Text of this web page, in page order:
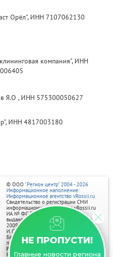
Орёл", ИНН 7107062130
компания", ИНН
Я.О , ИНН 575300050627
ИНН 4817003180
НЕ ПРОПУСТИ!
Главные новости региона
© ООО "Регион центр" 2004 - 2026
Информационное наполнение:
Информационное агентство vRossii.ru
Свидетельство о регистрации СМИ
информационного агентства vRossii.ru
ИА № ФС 77‑35502
выдано РОСКОМНАДЗОРом 04 марта
2009г.
И. О. Главного редактора Нарыков А. Н.
Баннеры на портале размещаются на
правах рекламы.
Реклама на портале:
Рекламное агентство "Умный маркетинг"